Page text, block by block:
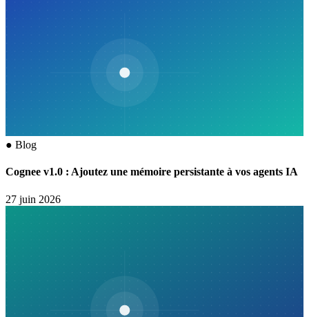
● Blog
Cognee v1.0 : Ajoutez une mémoire persistante à vos agents IA
27 juin 2026